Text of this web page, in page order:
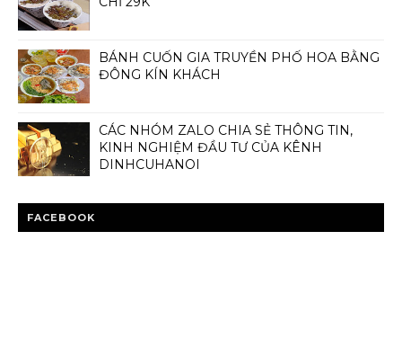
BÁNH CUỐN GIA TRUYỀN PHỐ HOA BẰNG
ĐÔNG KÍN KHÁCH
CÁC NHÓM ZALO CHIA SẺ THÔNG TIN,
KINH NGHIỆM ĐẦU TƯ CỦA KÊNH
DINHCUHANOI
FACEBOOK